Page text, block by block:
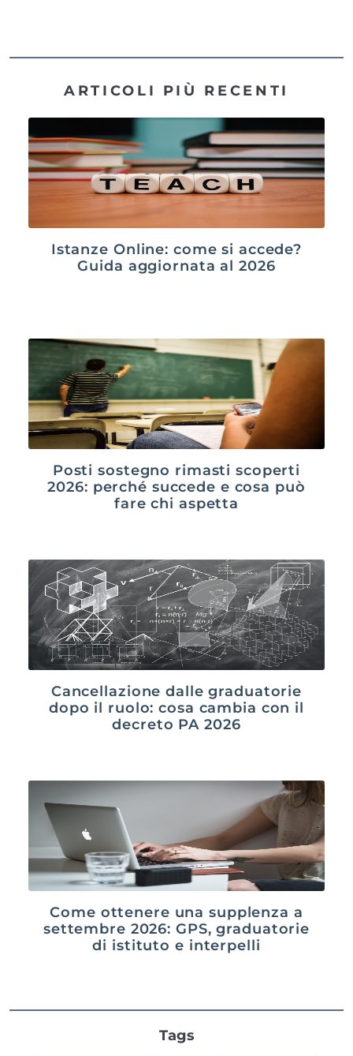
ARTICOLI PIÙ RECENTI
Istanze Online: come si accede?
Guida aggiornata al 2026
Posti sostegno rimasti scoperti
2026: perché succede e cosa può
fare chi aspetta
Cancellazione dalle graduatorie
dopo il ruolo: cosa cambia con il
decreto PA 2026
Come ottenere una supplenza a
settembre 2026: GPS, graduatorie
di istituto e interpelli
Tags